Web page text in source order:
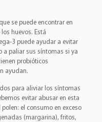
se puede encontrar en
huevos. Está
3 puede ayudar a evitar
a paliar sus síntomas si ya
probióticos
ayudan.
para aliviar los síntomas
evitar abusar en esta
el consumo en exceso
(margarina), fritos,